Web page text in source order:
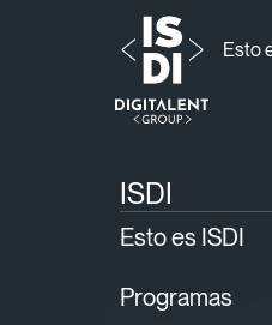
Esto
ISDI› Blog
ISDI
Esto es ISDI
Programas